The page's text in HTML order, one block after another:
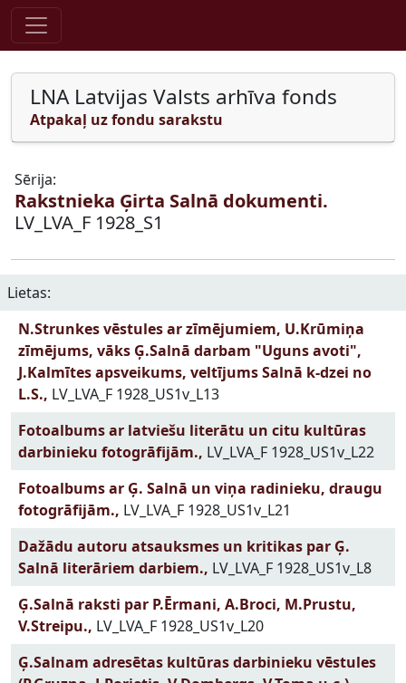
Pāriet uz saturu
LNA Latvijas Valsts arhīva fonds
Atpakaļ uz fondu sarakstu
Sērija:
Rakstnieka Ģirta Salnā dokumenti.
LV_LVA_F 1928_S1
Lietas:
N.Strunkes vēstules ar zīmējumiem, U.Krūmiņa
zīmējums, vāks Ģ.Salnā darbam "Uguns avoti",
J.Kalmītes apsveikums, veltījums Salnā k-dzei no
L.S., LV_LVA_F 1928_US1v_L13
Fotoalbums ar latviešu literātu un citu kultūras
darbinieku fotogrāfijām., LV_LVA_F 1928_US1v_L22
Fotoalbums ar Ģ. Salnā un viņa radinieku, draugu
fotogrāfijām., LV_LVA_F 1928_US1v_L21
Dažādu autoru atsauksmes un kritikas par Ģ.
Salnā literāriem darbiem., LV_LVA_F 1928_US1v_L8
Ģ.Salnā raksti par P.Ērmani, A.Broci, M.Prustu,
V.Streipu., LV_LVA_F 1928_US1v_L20
Ģ.Salnam adresētas kultūras darbinieku vēstules